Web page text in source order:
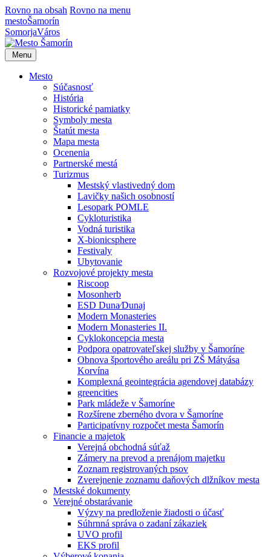
Rovno na obsah Rovno na menu
mestoŠamorín
SomorjaVáros
Menu
Mesto
Súčasnosť
História
Historické pamiatky
Symboly mesta
Štatút mesta
Mapa mesta
Ocenenia
Partnerské mestá
Turizmus
Mestský vlastivedný dom
Lavičky našich osobností
Lesopark POMLE
Cykloturistika
Vodná turistika
X-bionicsphere
Festivaly
Ubytovanie
Rozvojové projekty mesta
Riscoop
Mosonherb
ESD Duna⁄Dunaj
Modern Monasteries
Modern Monasteries II.
Cyklokoncepcia mesta
Podpora opatrovateľskej služby v Šamoríne
Obnova športového areálu pri ZŠ Mátyása
Korvína
Komplexná geointegrácia agendovej databázy
greencities
Park mládeže v Šamoríne
Rozšírene zberného dvora v Šamoríne
Participatívny rozpočet mesta Šamorín
Financie a majetok
Verejná obchodná súťaž
Zámery na prevod a prenájom majetku
Zoznam registrovaných psov
Zverejnenie zoznamu daňových dlžníkov mesta
Mestské dokumenty
Verejné obstarávanie
Výzvy na predloženie žiadosti o účasť
Súhrnná správa o zadaní zákaziek
UVO profil
EKS profil